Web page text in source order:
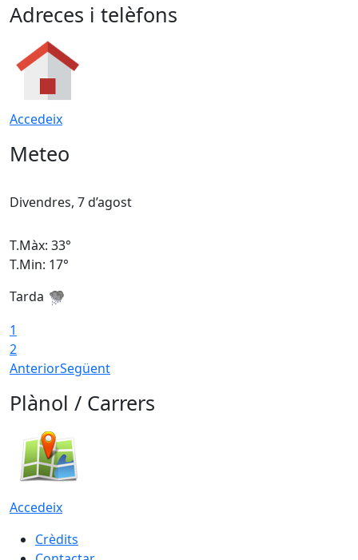
Adreces i telèfons
Accedeix
Meteo
Divendres, 7 d’agost
T.Màx: 33°
T.Min: 17°
Tarda
1
2
AnteriorSegüent
Plànol / Carrers
Accedeix
Crèdits